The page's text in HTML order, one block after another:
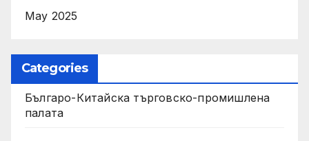
May 2025
Categories
Българо-Китайска търговско-промишлена
палата